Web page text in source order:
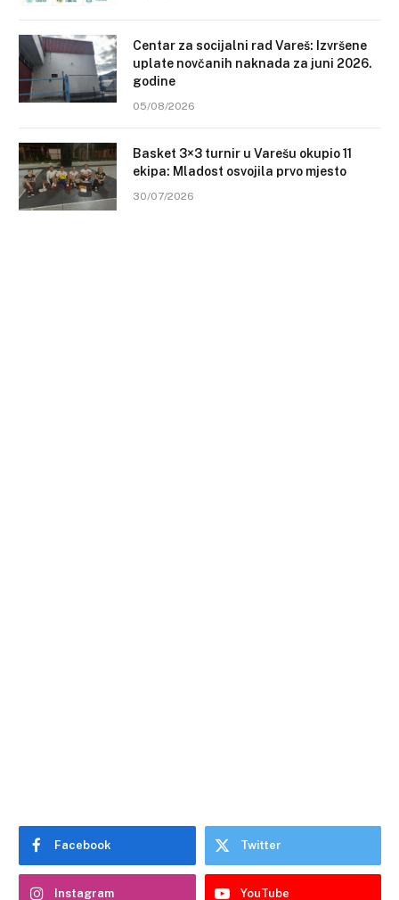
Centar za socijalni rad Vareš: Izvršene
uplate novčanih naknada za juni 2026.
godine
05/08/2026
Basket 3×3 turnir u Varešu okupio 11
ekipa: Mladost osvojila prvo mjesto
30/07/2026
Facebook Twitter
Instagram YouTube